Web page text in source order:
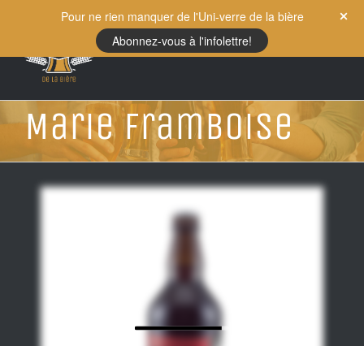
content
Marie Framboise
Pour ne rien manquer de l'Uni-verre de la bière
Abonnez-vous à l'infolettre!